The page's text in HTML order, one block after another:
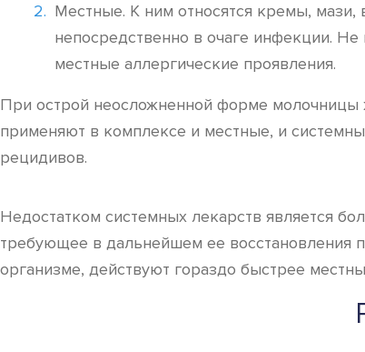
Местные. К ним относятся кремы, мази,
непосредственно в очаге инфекции.
местные аллергические проявления.
При острой неосложненной форме молочницы
применяют в комплексе и местные, и
рецидивов.
Недостатком системных лекарств является
требующее в дальнейшем ее восстановления
организме, действуют гораздо быстрее